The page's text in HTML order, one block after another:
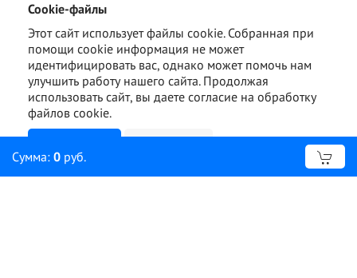
Сумма: 0 руб.
Cookie-файлы
Этот сайт использует файлы cookie. Собранная при
помощи cookie информация не может
идентифицировать вас, однако может помочь нам
улучшить работу нашего сайта. Продолжая
использовать сайт, вы даете согласие на обработку
файлов cookie.